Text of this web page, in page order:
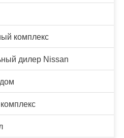
комплекс
дилер Nissan